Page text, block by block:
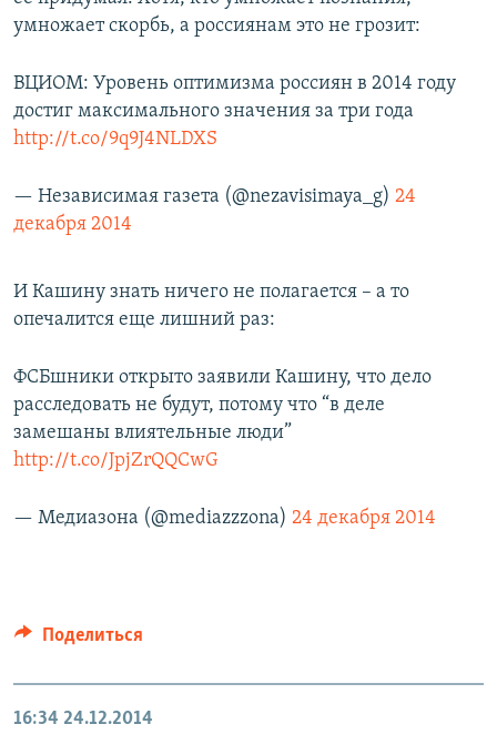
умножает скорбь, а россиянам это не грозит:
ВЦИОМ: Уровень оптимизма россиян в 2014 году
достиг максимального значения за три года
http://t.co/9q9J4NLDXS
— Независимая газета (@nezavisimaya_g) 24
декабря 2014
И Кашину знать ничего не полагается – а то
опечалится еще лишний раз:
ФСБшники открыто заявили Кашину, что дело
расследовать не будут, потому что “в деле
замешаны влиятельные люди”
http://t.co/JpjZrQQCwG
— Медиазона (@mediazzzona) 24 декабря 2014
Поделиться
16:34 24.12.2014